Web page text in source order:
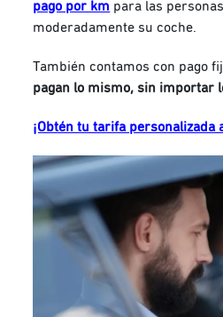
pago por km para las
moderadamente su coche.
También contamos con pago
pagan lo mismo, sin importar
¡Obtén tu tarifa personalizada